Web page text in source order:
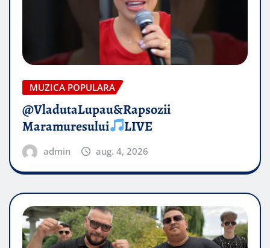
MUZICA POPULARA
@VladutaLupau&Rapsozii
Maramuresului
LIVE
admin aug. 4, 2026